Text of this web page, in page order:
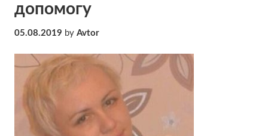
допомогу
05.08.2019 by Avtor